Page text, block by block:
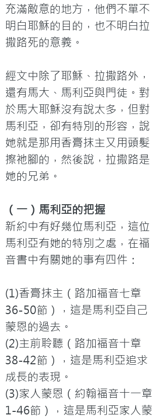
充滿敵意的地方，他們不單不
明白耶穌的目的，也不明白拉
撒路死的意義。
經文中除了耶穌、拉撒路外，
還有馬大、馬利亞與門徒。對
於馬大耶穌沒有說太多，但對
馬利亞，卻有特別的形容，說
她就是那用香膏抹主又用頭髮
擦祂腳的，然後說，拉撒路是
她的兄弟。
（一）馬利亞的把握
新約中有好幾位馬利亞，這位
馬利亞有她的特別之處，在福
音書中有關她的事有四件：
(1)香膏抹主（路加福音七章
36-50節），這是馬利亞自己
蒙恩的過去。
(2)主前聆聽（路加福音十章
38-42節），這是馬利亞追求
成長的表現。
(3)家人蒙恩（約翰福音十一章
1-46節），這是馬利亞家人蒙